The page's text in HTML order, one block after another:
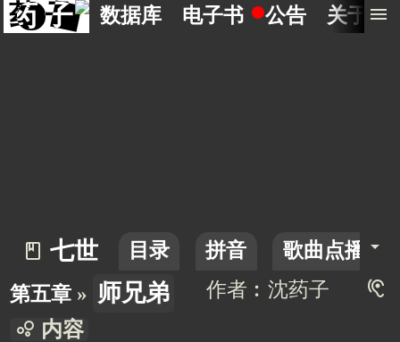
药 子 数据库 电子书 公告 关于 menu
book_2
七世 目录 拼音 歌曲点播厅
arrow_drop_down
第五章 » 师兄弟 作者︰沈药子
hearing
bubble_chart 内容